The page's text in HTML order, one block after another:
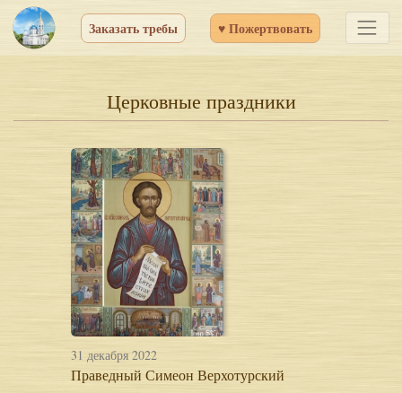
Заказать требы ♥ Пожертвовать
Церковные праздники
31 декабря 2022
Праведный Симеон Верхотурский